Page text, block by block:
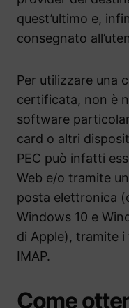
quest’ultimo e,
consegnato
Per utilizzare una
certificata, non è
software
card o altri
PEC può infatti
Web e/o tramite
posta elettronica
Windows 10 e
di Apple), tramite
IMAP.
Come